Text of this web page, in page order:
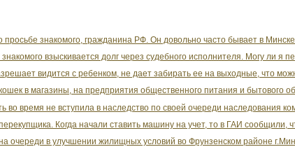
знакомого, гражданина РФ. Он довольно часто бывает в
взыскивается долг через судебного исполнителя. Могу ли я
видится с ребенком, не дает забирать ее на выходные, что
в магазины, на предприятия общественного питания и бытового
во время не вступила в наследство по своей очереди наследования
Когда начали ставить машину на учет, то в ГАИ сообщили,
очереди в улучшении жилищных условий во Фрунзенском районе